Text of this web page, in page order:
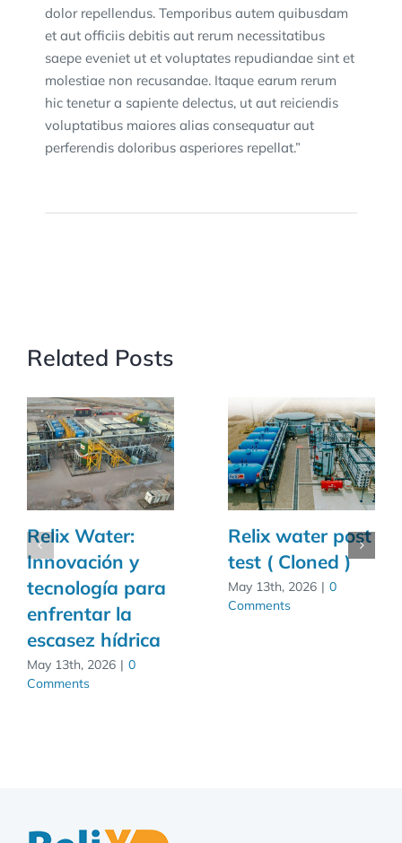
dolor repellendus. Temporibus autem quibusdam
et aut officiis debitis aut rerum necessitatibus
saepe eveniet ut et voluptates repudiandae sint et
molestiae non recusandae. Itaque earum rerum
hic tenetur a sapiente delectus, ut aut reiciendis
voluptatibus maiores alias consequatur aut
perferendis doloribus asperiores repellat.”
Related Posts
Relix Water:
Innovación y
tecnología para
enfrentar la
escasez hídrica
May 13th, 2026 | 0
Comments
Relix water post
test ( Cloned )
May 13th, 2026 | 0
Comments